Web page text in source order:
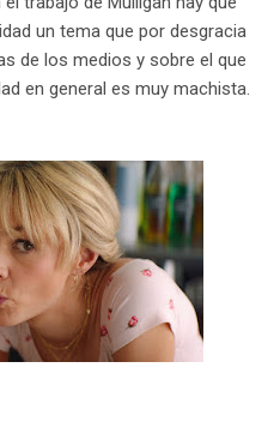
un tema que por desgracia
de los medios y sobre el que
en general es muy machista.